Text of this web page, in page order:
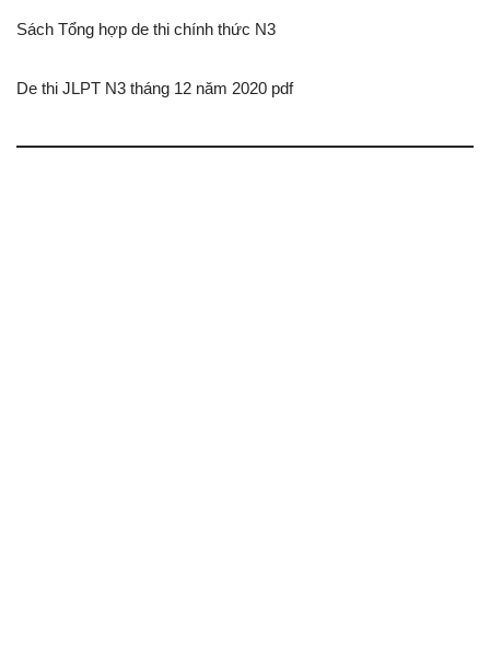
Sách Tổng hợp de thi chính thức N3
De thi JLPT N3 tháng 12 năm 2020 pdf